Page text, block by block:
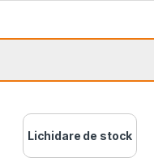
Lichidare de stock